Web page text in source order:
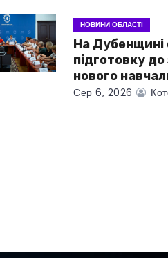
НОВИНИ ОБЛАСТІ
На Дубенщині
підготовку
нового
Сер 6, 2026